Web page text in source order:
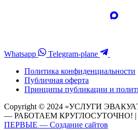
Whatsapp
Telegram-plane
Политика конфиденциальности
Публичная оферта
Принципы публикации и
Copyright © 2024 «УСЛУГИ
— РАБОТАЕМ КРУГЛОСУТОЧНО! |
ПЕРВЫЕ — Создание сайтов